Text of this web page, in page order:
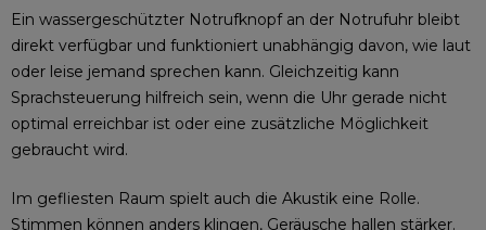
Ein wassergeschützter Notrufknopf an der Notrufuhr bleibt
direkt verfügbar und funktioniert unabhängig davon, wie laut
oder leise jemand sprechen kann. Gleichzeitig kann
Sprachsteuerung hilfreich sein, wenn die Uhr gerade nicht
optimal erreichbar ist oder eine zusätzliche Möglichkeit
gebraucht wird.
Im gefliesten Raum spielt auch die Akustik eine Rolle.
Stimmen können anders klingen, Geräusche hallen stärker.